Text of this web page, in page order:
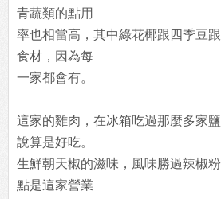
青蔬類的點用
率也相當高，其中綠花椰跟四季豆
食材，因為每
一家都會有。
這家的雞肉，在冰箱吃過那麼多家
說算是好吃。
生鮮朝天椒的滋味，風味勝過辣椒
點是這家營業